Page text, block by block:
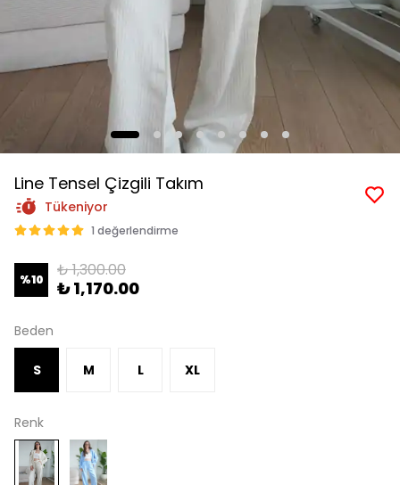
Line Tensel Çizgili Takım
Tükeniyor
1 değerlendirme
%10 ₺ 1,300.00
₺ 1,170.00
Beden
S M L XL
Renk